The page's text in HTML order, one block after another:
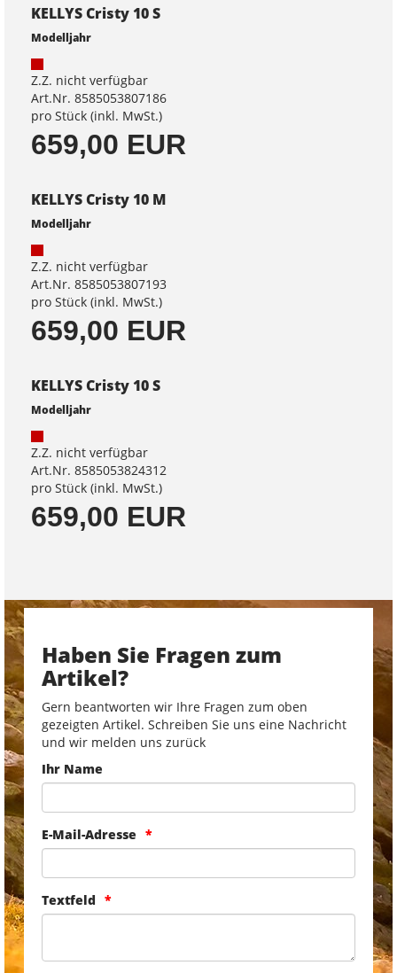
KELLYS Cristy 10 S
Modelljahr
Z.Z. nicht verfügbar
Art.Nr. 8585053807186
pro Stück (inkl. MwSt.)
659,00 EUR
KELLYS Cristy 10 M
Modelljahr
Z.Z. nicht verfügbar
Art.Nr. 8585053807193
pro Stück (inkl. MwSt.)
659,00 EUR
KELLYS Cristy 10 S
Modelljahr
Z.Z. nicht verfügbar
Art.Nr. 8585053824312
pro Stück (inkl. MwSt.)
659,00 EUR
Haben Sie Fragen zum
Artikel?
Gern beantworten wir Ihre Fragen zum oben
gezeigten Artikel. Schreiben Sie uns eine Nachricht
und wir melden uns zurück
Ihr Name
E-Mail-Adresse
Textfeld